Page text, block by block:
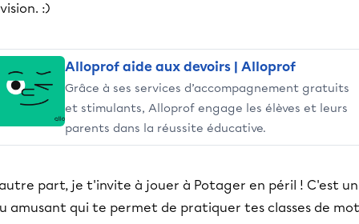
:)
Alloprof aide aux devoirs | Alloprof
Grâce à ses services d’accompagnement gratuits
et stimulants, Alloprof engage les élèves et leurs
parents dans la réussite éducative.
part, je t'invite à jouer à Potager en péril ! C'est un
amusant qui te permet de pratiquer tes classes de